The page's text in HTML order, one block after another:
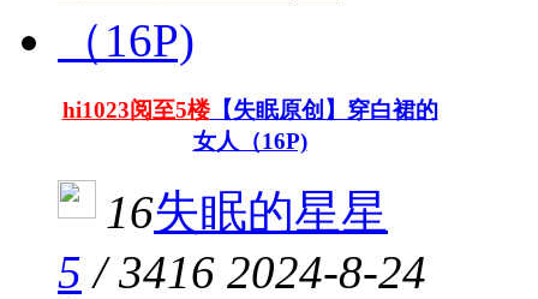
hi1023阅至5楼【失眠原创】穿白裙的
女人（16P)
16失眠的星星
5 /3416 2024-8-24